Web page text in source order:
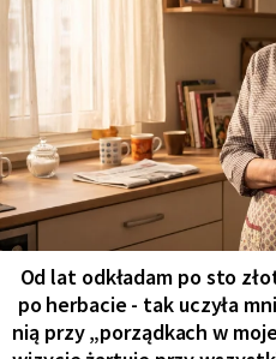
Od lat odkładam po sto
po herbacie - tak uczyła
nią przy „porządkach w